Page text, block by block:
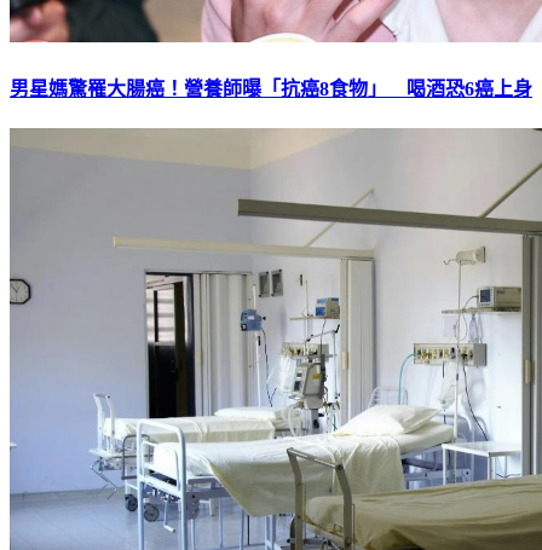
男星媽驚罹大腸癌！營養師曝「抗癌8食物」 喝酒恐6癌上身